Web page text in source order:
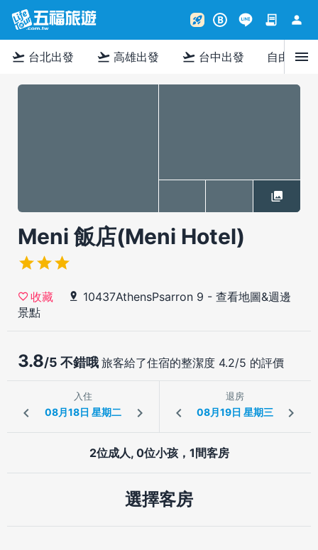
rocket_launch B contract person
flight_takeoff 台北出發 flight_takeoff 高雄出發 flight_takeoff 台中出發 自由行menu
Meni 飯店(Meni Hotel)
收藏 10437AthensPsarron 9 - 查看地圖&週邊
景點
3.8/5 不錯哦 旅客給了住宿的整潔度 4.2/5 的評價
入住 退房
2位成人, 0位小孩，1間客房
選擇客房